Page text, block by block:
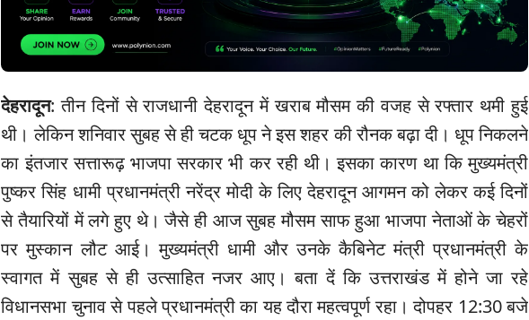
देहरादून: तीन दिनों से राजधानी देहरादून में खराब मौसम की वजह से रफ्तार थमी हुई
थी। लेकिन शनिवार सुबह से ही चटक धूप ने इस शहर की रौनक बढ़ा दी। धूप निकलने
का इंतजार सत्तारूढ़ भाजपा सरकार भी कर रही थी। इसका कारण था कि मुख्यमंत्री
पुष्कर सिंह धामी प्रधानमंत्री नरेंद्र मोदी के लिए देहरादून आगमन को लेकर कई दिनों
से तैयारियों में लगे हुए थे। जैसे ही आज सुबह मौसम साफ हुआ भाजपा नेताओं के चेहरों
पर मुस्कान लौट आई। ‌मुख्यमंत्री धामी और उनके कैबिनेट मंत्री प्रधानमंत्री के
स्वागत में सुबह से ही उत्साहित नजर आए। ‌बता दें कि उत्तराखंड में होने जा रहे
विधानसभा चुनाव से पहले प्रधानमंत्री का यह दौरा महत्वपूर्ण रहा। दोपहर 12:30 बजे